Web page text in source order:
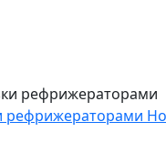
рефрижераторами